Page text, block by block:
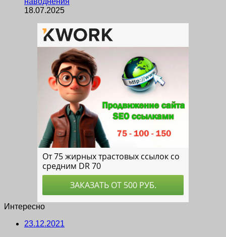
18.07.2025
Интересно
23.12.2021